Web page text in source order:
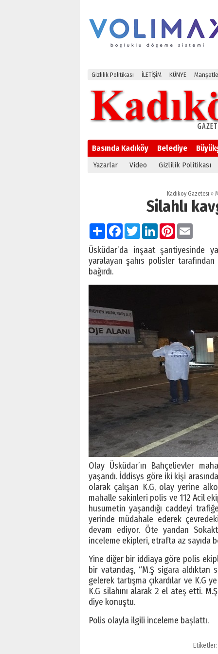
Gizlilik Politikası İLETİŞİM KÜNYE
Basında Kadıköy Belediye
Yazarlar Video Gizlilik Politikası
Kadıköy Gazetesi »
Silahlı
PaylaşFacebook
TwitterLinkedInPinterest
Üsküdar’da inşaat şantiyesinde
yaralayan şahıs polisler
bağırdı.
Olay Üsküdar’ın Bahçelievler
yaşandı. İddisys göre iki kişi
olarak çalışan K.G, olay yerine
mahalle sakinleri polis ve 112 Acil
husumetin yaşandığı caddeyi
yerinde müdahale ederek
devam ediyor. Öte yandan
inceleme ekipleri, etrafta az sayıda
Yine diğer bir iddiaya göre polis
bir vatandaş, “M.Ş sigara aldıktan
gelerek tartışma çıkardılar ve K.G
K.G silahını alarak 2 el ateş etti.
diye konuştu.
Polis olayla ilgili inceleme başlattı.
Etiketler: